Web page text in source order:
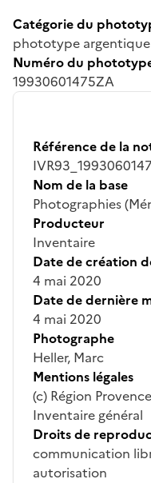
Catégorie du
phototype argentique
Numéro du
19930601475ZA
Référence de la
Nom de la base
Photographies
Producteur
Inventaire
Date de création
4 mai 2020
Date de dernière
4 mai 2020
Photographe
Heller, Marc
Mentions légales
(c) Région
Inventaire général
Droits de
communication
autorisation